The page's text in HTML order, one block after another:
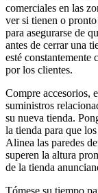
comerciales en las
ver si tienen o
para asegurarse de
antes de cerrar una
esté constantemente
por los clientes.
Compre accesorios,
suministros
su nueva tienda.
la tienda para que
Alinea las paredes
superen la altura
de la tienda
Tómese su tiempo